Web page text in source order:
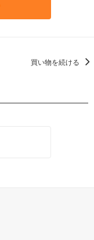
買い物を続ける